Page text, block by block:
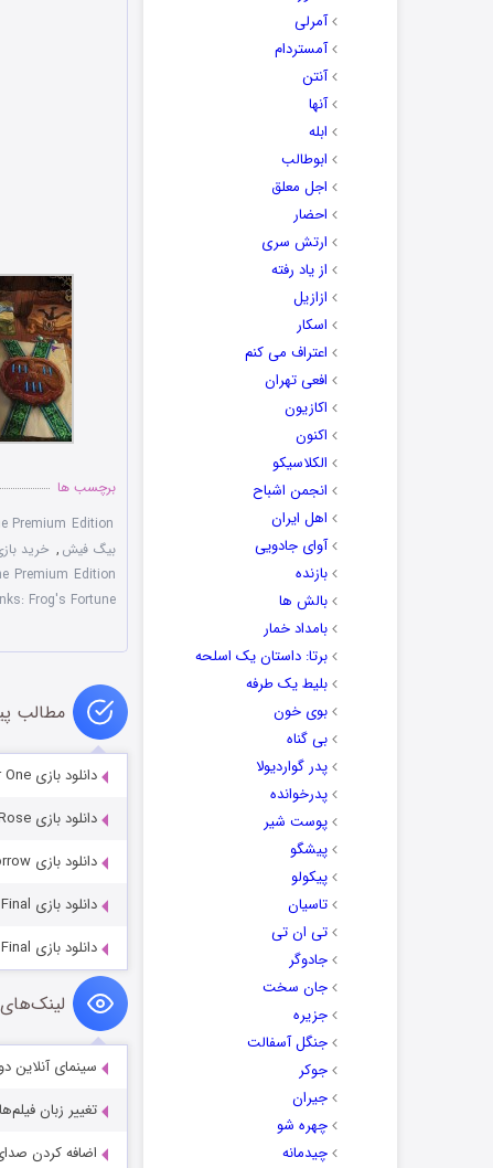
آمرلی
آمستردام
آنتن
آنها
ابله
ابوطالب
اجل معلق
احضار
ارتش سری
از یاد رفته
ازازیل
اسکار
اعتراف می کنم
افعی تهران
اکازیون
اکنون
الکلاسیکو
انجمن اشباح
اهل ایران
آوای جادویی
بازنده
بالش ها
بامداد خمار
برتا: داستان یک اسلحه
بلیط یک‌‌ طرفه
بوی خون
بی گناه
پدر گواردیولا
پدرخوانده
پوست شیر
پیشگو
پیکولو
تاسیان
تی ان تی
جادوگر
جان سخت
جزیره
جنگل آسفالت
جوکر
جیران
چهره شو
چیدمانه
برچسب ها
Premium Edition
بیگ فیش , خرید
Premium Edition
Frog's Fortune
مطالب
دانلود بازی The Andersen Accounts: Chapter One
دانلود بازی Dark Parables: Curse of Briar Rose
دانلود بازی Whispered Secrets 6: Song of Sorrow
دانلود بازی Detectives United 7: Mission Possible Final
دانلود بازی Myth or Reality 3: Snowbound Secrets Final
سینمای آنلاین
تغییر زبان
اضافه کردن